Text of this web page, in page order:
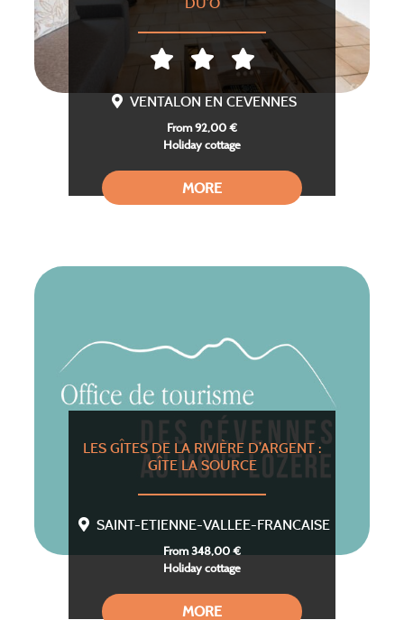
VENTALON EN CEVENNES
From 92,00 €
Holiday cottage
MORE
LES GÎTES DE LA RIVIÈRE D’ARGENT :
GÎTE LA SOURCE
SAINT-ETIENNE-VALLEE-FRANCAISE
From 348,00 €
Holiday cottage
MORE